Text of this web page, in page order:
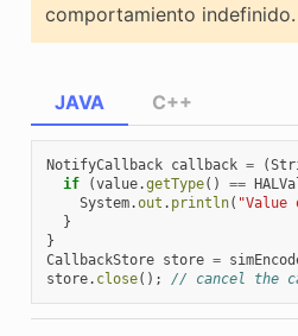
comportamiento indefinido.
JAVA
NotifyCallback callback = (
if
(value.getType() ==
System.out . println( "Value
}
}
CallbackStore store =
store. close(); // cancel the
C++